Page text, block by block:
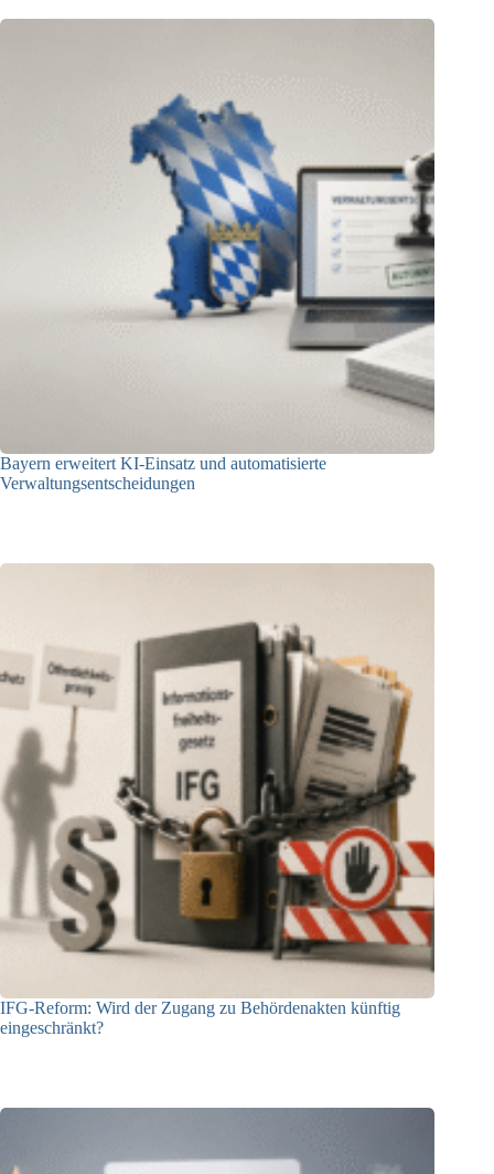
Bayern erweitert KI-Einsatz und automatisierte
Verwaltungsentscheidungen
IFG-Reform: Wird der Zugang zu Behördenakten künftig
eingeschränkt?